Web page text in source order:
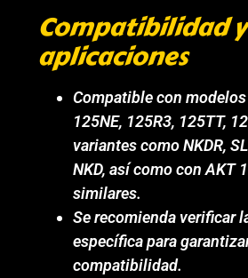
Compatibilidad y
aplicaciones
Compatible con modelos
125NE, 125R3, 125TT,
variantes como NKDR,
NKD, así como con AKT
similares.
Se recomienda verificar
específica para
compatibilidad.